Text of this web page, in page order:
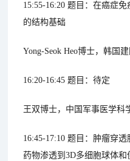
15:55-16:20 题目：在癌症
的结构基础
Yong-Seok Heo博士，韩国
16:20-16:45 题目：待定
王双博士，中国军事医学科
16:45-17:10 题目：肿瘤穿
药物渗透到3D多细胞球体